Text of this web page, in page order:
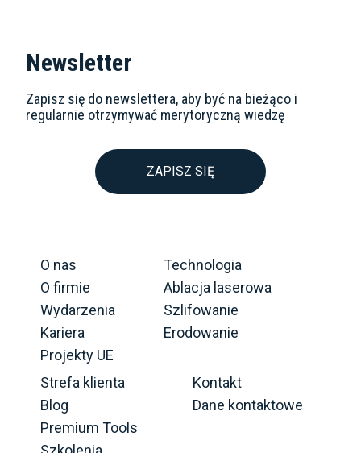
Newsletter
Zapisz się do newslettera, aby być na bieżąco i
regularnie otrzymywać merytoryczną wiedzę
ZAPISZ SIĘ
O nas
O firmie
Wydarzenia
Kariera
Projekty UE
Technologia
Ablacja laserowa
Szlifowanie
Erodowanie
Strefa klienta
Blog
Premium Tools
Kontakt
Dane kontaktowe